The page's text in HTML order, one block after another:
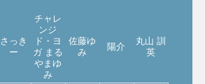
さっき
ー
チャレ
ンジ
ド・ヨ
ガ まる
やまゆ
み
佐藤ゆ
み
陽介
丸山 訓
英